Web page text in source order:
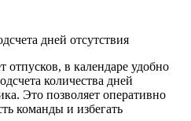
отпусков, в календаре удобно
количества дней
Это позволяет оперативно
команды и избегать